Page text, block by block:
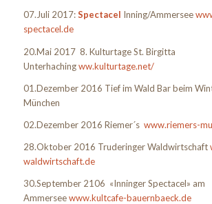
07.Juli 2017:Spectacel Inning/Ammersee
spectacel.de
20.Mai 2017 8. Kulturtage St. Birgitta
Unterhachingww.kulturtage.net/
01.Dezember 2016 Tief im Wald Bar beim
München
02.Dezember 2016 Riemer´s www.riemers-
28.Oktober 2016 Truderinger Waldwirtschaft
waldwirtschaft.de
30.September 2106 «Inninger Spectacel» am
Ammerseewww.kultcafe-bauernbaeck.de